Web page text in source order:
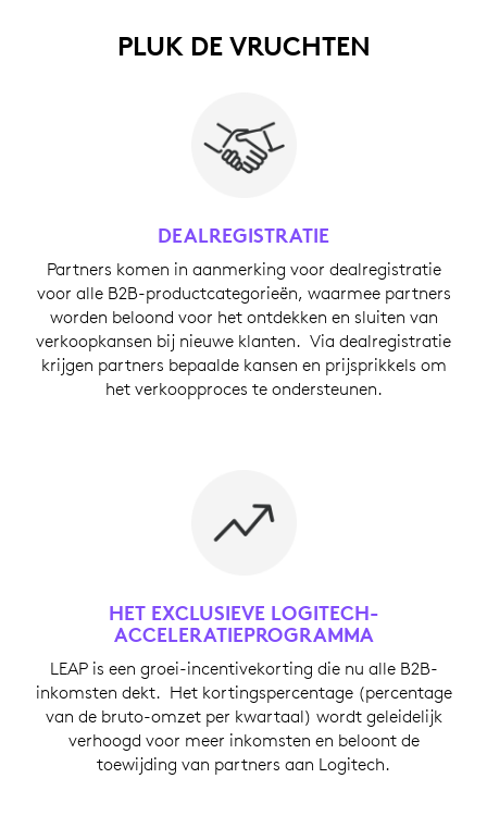
PLUK DE VRUCHTEN
DEALREGISTRATIE
Partners komen in aanmerking voor dealregistratie
voor alle B2B-productcategorieën, waarmee partners
worden beloond voor het ontdekken en sluiten van
verkoopkansen bij nieuwe klanten. Via dealregistratie
krijgen partners bepaalde kansen en prijsprikkels om
het verkoopproces te ondersteunen.
HET EXCLUSIEVE LOGITECH-
ACCELERATIEPROGRAMMA
LEAP is een groei-incentivekorting die nu alle B2B-
inkomsten dekt. Het kortingspercentage (percentage
van de bruto-omzet per kwartaal) wordt geleidelijk
verhoogd voor meer inkomsten en beloont de
toewijding van partners aan Logitech.